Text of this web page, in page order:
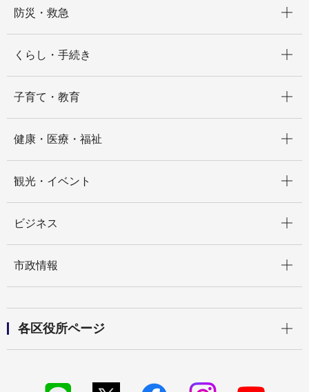
防災・救急
くらし・手続き
子育て・教育
健康・医療・福祉
観光・イベント
ビジネス
市政情報
各区役所ページ